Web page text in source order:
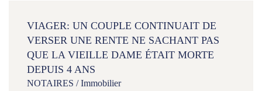
VIAGER: UN COUPLE CONTINUAIT DE
VERSER UNE RENTE NE SACHANT PAS
QUE LA VIEILLE DAME ÉTAIT MORTE
DEPUIS 4 ANS
NOTAIRES /Immobilier